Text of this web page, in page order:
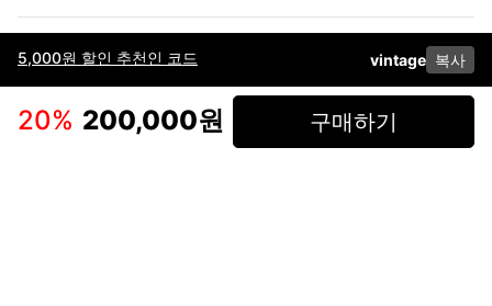
5,000원 할인 추천인 코드 vintage 복사
20% 200,000원 구매하기
이용약관고객센터판매개인정보 처리방침사업자 정보다운로드
인스타그램
페이스북